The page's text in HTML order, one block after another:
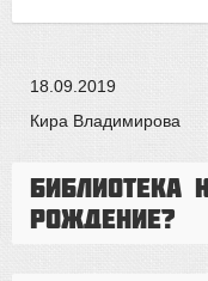
18.09.2019
Кира Владимирова
Библиотека
рождение?